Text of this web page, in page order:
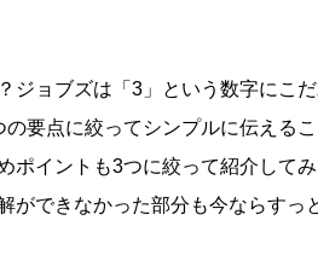
ジョブズは「3」という数字にこ
要点に絞ってシンプルに伝える
ポイントも3つに絞って紹介して
ができなかった部分も今ならすっ